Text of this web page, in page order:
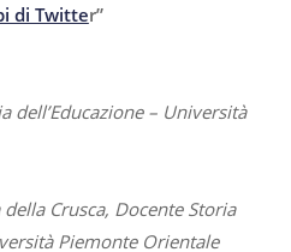
di Twitter”
dell’Educazione – Università
Crusca, Docente Storia
Piemonte Orientale